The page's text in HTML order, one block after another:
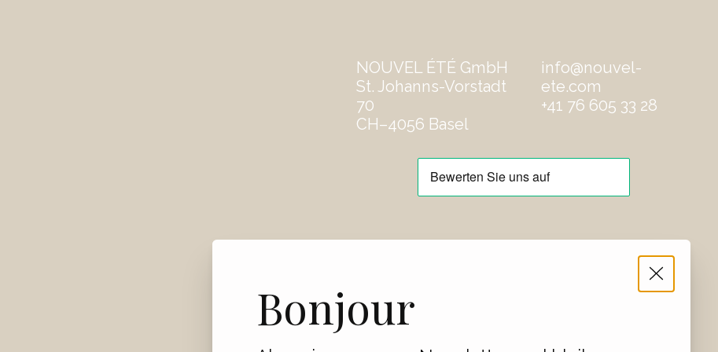
NOUVEL ÉTÉ GmbH
St. Johanns-Vorstadt
70
CH–4056 Basel
info@nouvel-
ete.com
‭+41 76 605 33 28
Bonjour